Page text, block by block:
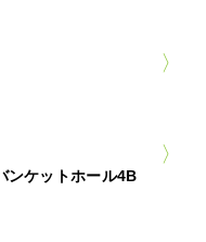
ンケットホール4B